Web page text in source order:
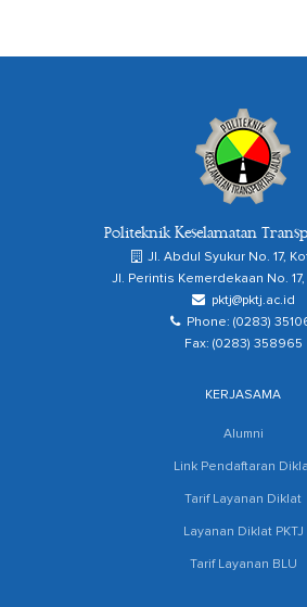
Politeknik Keselamatan
Jl. Abdul Syukur No. 17,
Jl. Perintis Kemerdekaan No. 17,
pktj@pktj.ac.id
Phone: (0283)
Fax: (0283) 358965
KERJASAMA
Alumni
Link Pendaftaran
Tarif Layanan Diklat
Layanan Diklat PKTJ
Tarif Layanan BLU